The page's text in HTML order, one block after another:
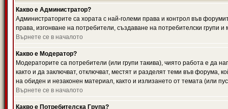
Какво е Администратор?
Администраторите са хората с най-големи права и контрол във
права, изгонване на потребители, създаване на потребителски групи
Върнете се в началото
Какво е Модератор?
Модераторите са потребители (или групи такива), чиято работа е да
както и да заключват, отключват, местят и разделят теми във форума,
на обиден и незаконен материал, както и излизането от темата (или
Върнете се в началото
Какво е Потребителска Група?